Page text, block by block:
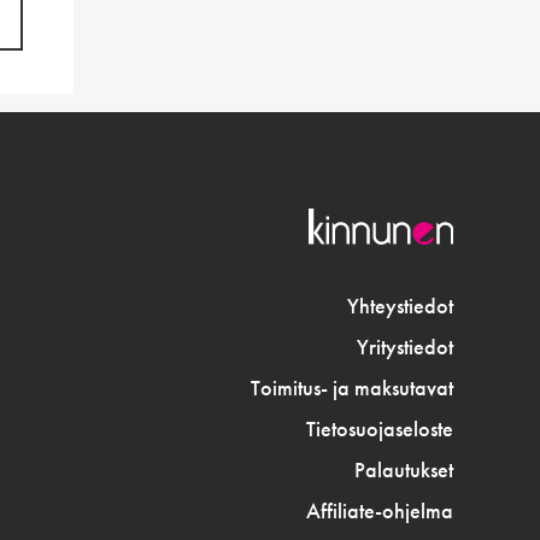
Yhteystiedot
Yritystiedot
Toimitus- ja maksutavat
Tietosuojaseloste
Palautukset
Affiliate-ohjelma